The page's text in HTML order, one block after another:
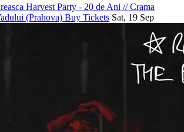
Harvest Party - 20 de Ani //Crama
(Prahova) Buy Tickets Sat, 19 Sep